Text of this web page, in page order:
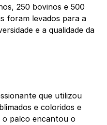
250 bovinos e 500
foram levados para a
e a qualidade da
que utilizou
e coloridos e
o palco encantou o